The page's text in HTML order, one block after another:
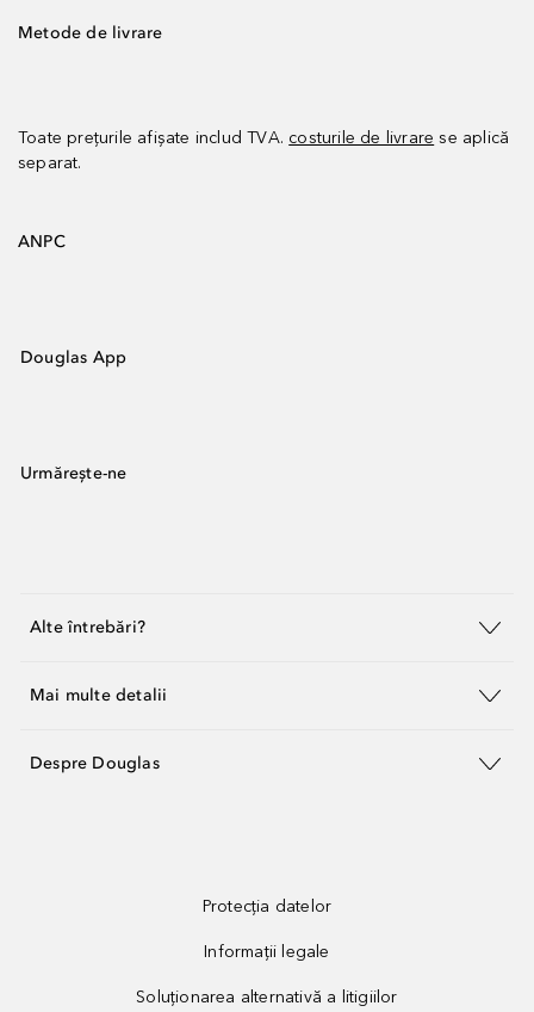
Metode de livrare
Toate prețurile afișate includ TVA. costurile de livrare se aplică
separat.
ANPC
Douglas App
Urmărește-ne
Alte întrebări?
Mai multe detalii
Despre Douglas
Protecția datelor
Informații legale
Soluționarea alternativă a litigiilor